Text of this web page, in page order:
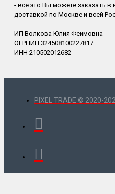
- всё это Вы можете заказать в
доставкой по Москве и всей
ИП Волкова Юлия Феимовна
ОГРНИП 324508100227817
ИНН 210502012682
PIXEL TRADE © 2020-